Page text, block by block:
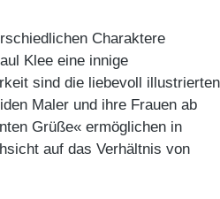
Charaktere
Klee eine innige
sind die liebevoll illustrierten
Maler und ihre Frauen ab
Grüße« ermöglichen in
auf das Verhältnis von